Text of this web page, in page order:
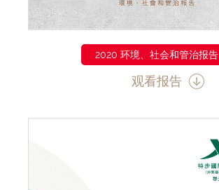
2020 环境、社会和管治报告
观看报告